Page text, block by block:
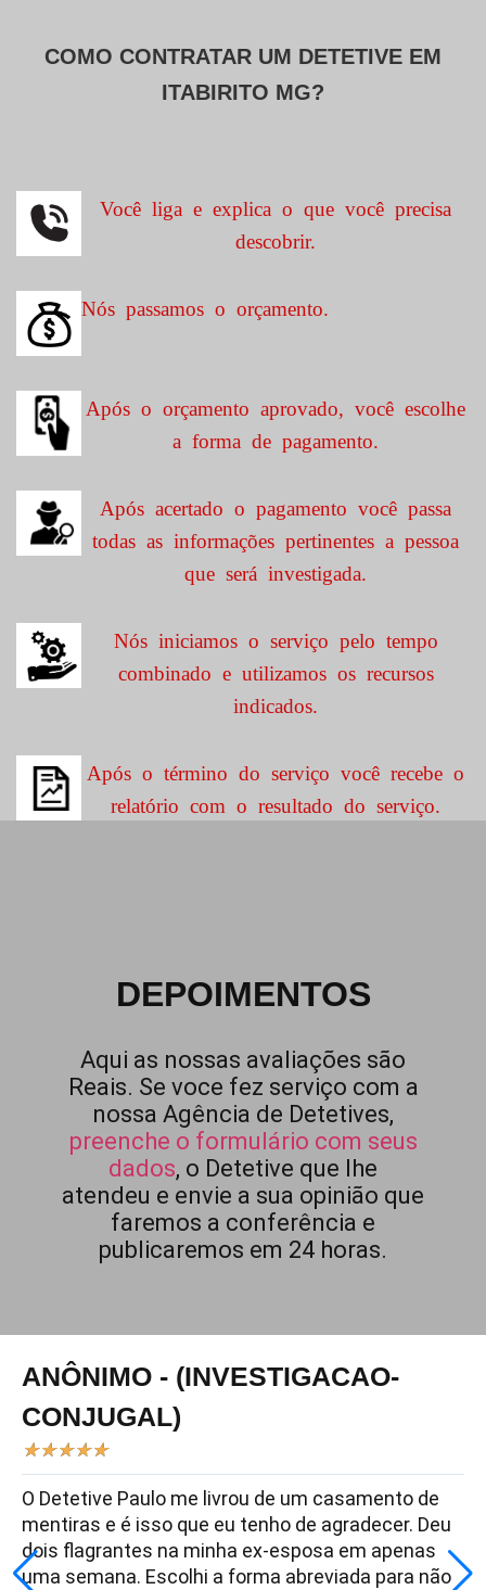
COMO CONTRATAR UM DETETIVE EM
ITABIRITO MG?
Você liga e explica o que você precisa
descobrir.
Nós passamos o orçamento.
Após o orçamento aprovado, você escolhe
a forma de pagamento.
Após acertado o pagamento você passa
todas as informações pertinentes a pessoa
que será investigada.
Nós iniciamos o serviço pelo tempo
combinado e utilizamos os recursos
indicados.
Após o término do serviço você recebe o
relatório com o resultado do serviço.
DEPOIMENTOS
Aqui as nossas avaliações são
Reais. Se voce fez serviço com a
nossa Agência de Detetives,
preenche o formulário com seus
dados, o Detetive que lhe
atendeu e envie a sua opinião que
faremos a conferência e
publicaremos em 24 horas.
ANÔNIMO - (INVESTIGACAO-
CONJUGAL)
★★★★★
O Detetive Paulo me livrou de um casamento de
mentiras e é isso que eu tenho de agradecer. Deu
dois flagrantes na minha ex-esposa em apenas
uma semana. Escolhi a forma abreviada para não